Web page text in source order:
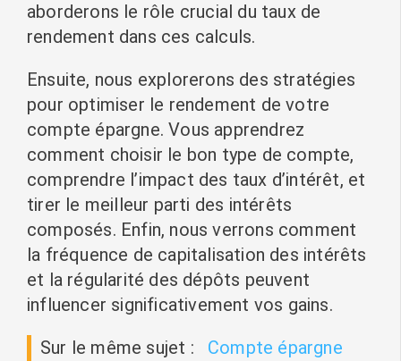
aborderons le rôle crucial du taux de
rendement dans ces calculs.
Ensuite, nous explorerons des stratégies
pour optimiser le rendement de votre
compte épargne. Vous apprendrez
comment choisir le bon type de compte,
comprendre l’impact des taux d’intérêt, et
tirer le meilleur parti des intérêts
composés. Enfin, nous verrons comment
la fréquence de capitalisation des intérêts
et la régularité des dépôts peuvent
influencer significativement vos gains.
Sur le même sujet :
Compte épargne